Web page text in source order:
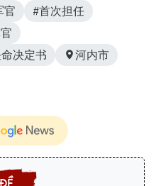
官
#首次担任
决定书 河内市